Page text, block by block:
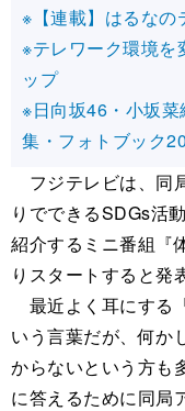
※【連載】はるなの
※テレワーク環境を
ップ
※日向坂46・小坂
集・フォトブック
フジテレビは、同
りでできるSDGs活
紹介するミニ番組『
りスタートすると発
最近よく耳にする
いう言葉だが、何か
からないという方も
に答えるために同局